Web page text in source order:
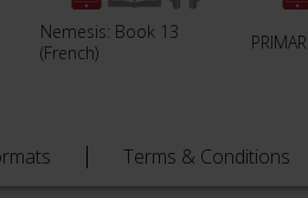
Nemesis: Book 13
(French)
Terms & Conditions